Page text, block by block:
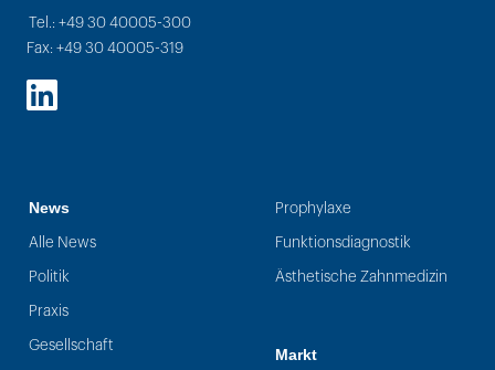
Tel.: +49 30 40005-300
Fax: +49 30 40005-319
LinkedIn
News
Alle News
Politik
Praxis
Gesellschaft
Prophylaxe
Funktionsdiagnostik
Ästhetische Zahnmedizin
Markt